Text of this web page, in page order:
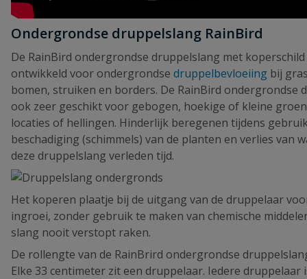
Ondergrondse druppelslang RainBird
De RainBird ondergrondse druppelslang met koperschild
ontwikkeld voor ondergrondse druppelbevloeiing bij
bomen, struiken en borders. De RainBird ondergrondse
ook zeer geschikt voor gebogen, hoekige of kleine
locaties of hellingen. Hinderlijk beregenen tijdens
beschadiging (schimmels) van de planten en verlies van
deze druppelslang verleden tijd.
Het koperen plaatje bij de uitgang van de druppelaar
ingroei, zonder gebruik te maken van chemische
slang nooit verstopt raken.
De rollengte van de RainBrird ondergrondse
Elke 33 centimeter zit een druppelaar. Iedere druppelaar